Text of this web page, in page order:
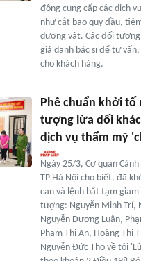
động cung cấp các dịch
như cắt bao quy đầu,
dương vật. Các đối
giả danh bác sĩ để tư
cho khách hàng.
Phê chuẩn khởi tố
tượng lừa dối
dịch vụ thẩm mỹ
Ngày 25/3, Cơ quan
TP Hà Nội cho biết, đã
can và lệnh bắt tạm
tượng: Nguyễn Minh Trí,
Nguyễn Dương Luân,
Phạm Thị An, Hoàng Thị
Nguyễn Đức Thọ về tội